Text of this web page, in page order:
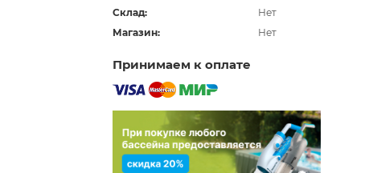
Склад:
Нет
Магазин:
Нет
Принимаем к оплате